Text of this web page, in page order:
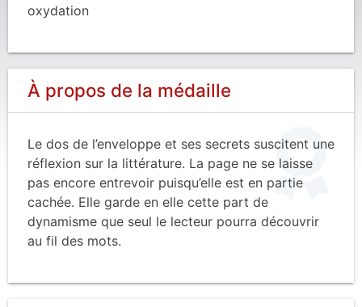
oxydation
À propos de la médaille
Le dos de l’enveloppe et ses secrets suscitent une
réflexion sur la littérature. La page ne se laisse
pas encore entrevoir puisqu’elle est en partie
cachée. Elle garde en elle cette part de
dynamisme que seul le lecteur pourra découvrir
au fil des mots.